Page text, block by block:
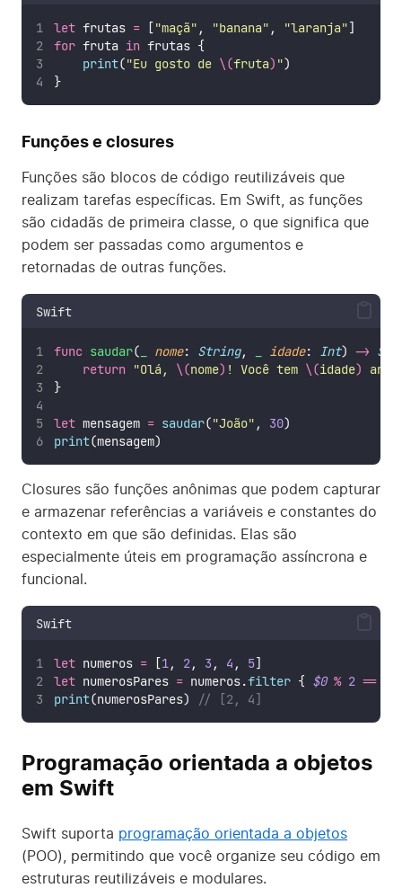
let frutas = ["maçã" , "banana" , "laranja"]
for fruta in frutas {
print("Eu gosto de \(fruta) ")
}
Funções e closures
Funções são blocos de código reutilizáveis que
realizam tarefas específicas. Em Swift, as funções
são cidadãs de primeira classe, o que significa que
podem ser passadas como argumentos e
retornadas de outras funções.
Swift
func saudar( nome: String, idade: Int) ->
return "Olá, \(nome) ! Você tem \(idade)
}
let mensagem = saudar("João" , 30)
print(mensagem)
Closures são funções anônimas que podem capturar
e armazenar referências a variáveis e constantes do
contexto em que são definidas. Elas são
especialmente úteis em programação assíncrona e
funcional.
Swift
let numeros = [1, 2, 3 , 4 , 5]
let numerosPares = numeros.filter { $0 % 2 ==
print(numerosPares) // [2, 4]
Programação orientada a objetos
em Swift
Swift suporta programação orientada a objetos
(POO), permitindo que você organize seu código em
estruturas reutilizáveis e modulares.